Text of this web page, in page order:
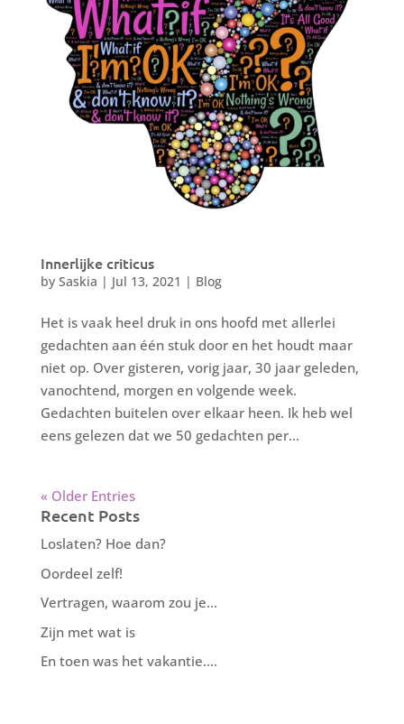
Innerlijke criticus
by Saskia | Jul 13, 2021 | Blog
Het is vaak heel druk in ons hoofd met allerlei
gedachten aan één stuk door en het houdt maar
niet op. Over gisteren, vorig jaar, 30 jaar geleden,
vanochtend, morgen en volgende week.
Gedachten buitelen over elkaar heen. Ik heb wel
eens gelezen dat we 50 gedachten per...
« Older Entries
Recent Posts
Loslaten? Hoe dan?
Oordeel zelf!
Vertragen, waarom zou je…
Zijn met wat is
En toen was het vakantie….